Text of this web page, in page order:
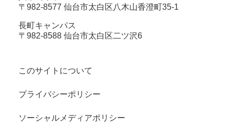
〒982-8577 仙台市太白区八木山香澄町35-1
長町キャンパス
〒982-8588 仙台市太白区二ツ沢6
このサイトについて
プライバシーポリシー
ソーシャルメディアポリシー